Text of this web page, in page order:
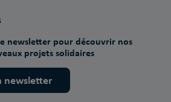
newsletter pour découvrir nos
projets solidaires
newsletter